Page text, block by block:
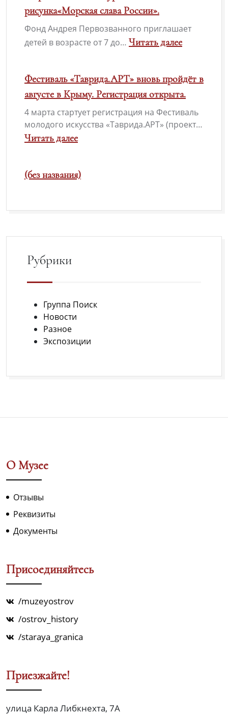
фестиваль-
конкурс
патриотической
песни
конверт-2026»
рисунка«Морская слава России».
Фонд Андрея Первозванного приглашает
детей в возрасте от 7 до… Читать далее
Всероссийский
конкурс
детского
рисунка«Морская
слава
Фестиваль «Таврида.АРТ» вновь пройдёт в
августе в Крыму. Регистрация открыта.
4 марта стартует регистрация на Фестиваль
молодого искусства «Таврида.АРТ» (проект…
Читать далее
Фестиваль
«Таврида.АРТ»
пройдёт
в
открыта.
(без названия)
Рубрики
Группа Поиск
Новости
Разное
Экспозиции
О Музее
Отзывы
Реквизиты
Документы
Присоединяйтесь
/muzeyostrov
/ostrov_history
/staraya_granica
Приезжайте!
улица Карла Либкнехта, 7А